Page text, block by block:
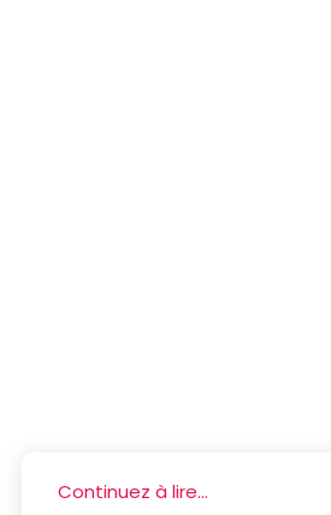
Continuez à lire...